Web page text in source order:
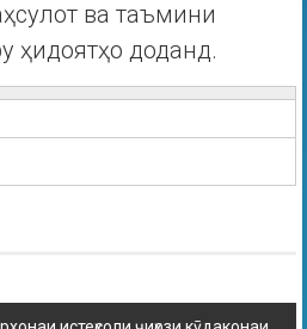
ва таъмини
ҳидоятҳо доданд.